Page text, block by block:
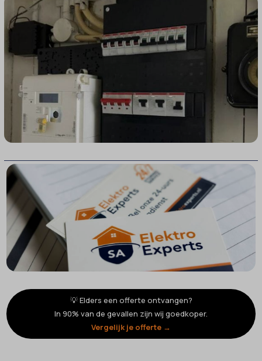
💡 Elders een offerte ontvangen?
In 90% van de gevallen zijn wij goedkoper.
Vergelijk je offerte →